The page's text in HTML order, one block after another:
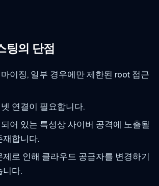
팅의 단점
이징, 일부 경우에만 제한된 root 접근
연결이 필요합니다.
어 있는 특성상 사이버 공격에 노출될
재합니다.
제로 인해 클라우드 공급자를 변경하기
니다.